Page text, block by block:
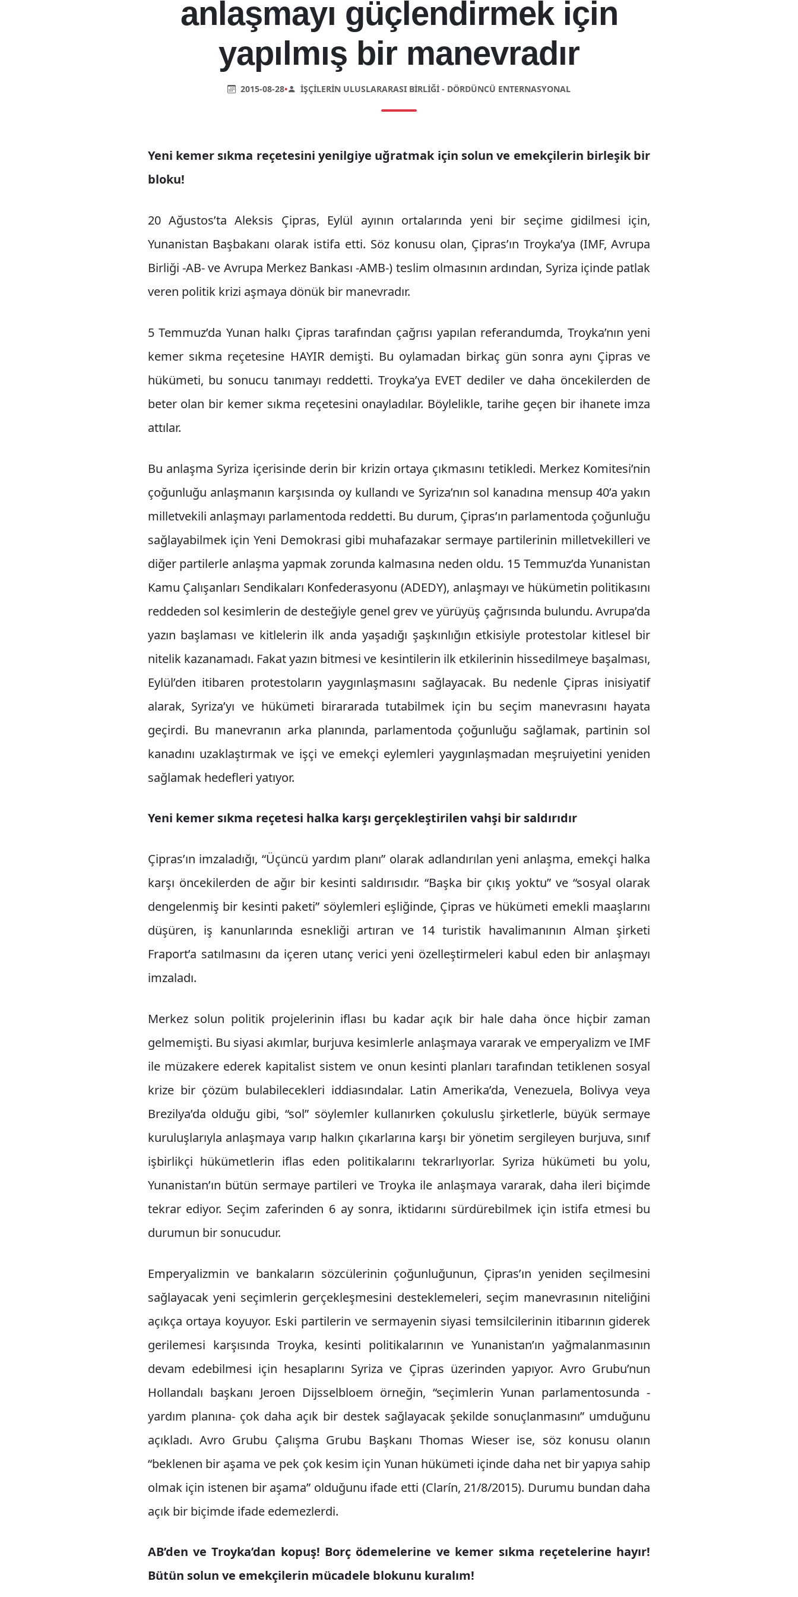
anlaşmayı güçlendirmek için
yapılmış bir manevradır
2015-08-28• İŞÇILERIN ULUSLARARASI BIRLIĞI - DÖRDÜNCÜ ENTERNASYONAL
Yeni kemer sıkma reçetesini yenilgiye uğratmak için solun ve emekçilerin birleşik bir
bloku!
20 Ağustos’ta Aleksis Çipras, Eylül ayının ortalarında yeni bir seçime gidilmesi için,
Yunanistan Başbakanı olarak istifa etti. Söz konusu olan, Çipras’ın Troyka’ya (IMF, Avrupa
Birliği -AB- ve Avrupa Merkez Bankası -AMB-) teslim olmasının ardından, Syriza içinde patlak
veren politik krizi aşmaya dönük bir manevradır.
5 Temmuz’da Yunan halkı Çipras tarafından çağrısı yapılan referandumda, Troyka’nın yeni
kemer sıkma reçetesine HAYIR demişti. Bu oylamadan birkaç gün sonra aynı Çipras ve
hükümeti, bu sonucu tanımayı reddetti. Troyka’ya EVET dediler ve daha öncekilerden de
beter olan bir kemer sıkma reçetesini onayladılar. Böylelikle, tarihe geçen bir ihanete imza
attılar.
Bu anlaşma Syriza içerisinde derin bir krizin ortaya çıkmasını tetikledi. Merkez Komitesi’nin
çoğunluğu anlaşmanın karşısında oy kullandı ve Syriza’nın sol kanadına mensup 40’a yakın
milletvekili anlaşmayı parlamentoda reddetti. Bu durum, Çipras’ın parlamentoda çoğunluğu
sağlayabilmek için Yeni Demokrasi gibi muhafazakar sermaye partilerinin milletvekilleri ve
diğer partilerle anlaşma yapmak zorunda kalmasına neden oldu. 15 Temmuz’da Yunanistan
Kamu Çalışanları Sendikaları Konfederasyonu (ADEDY), anlaşmayı ve hükümetin politikasını
reddeden sol kesimlerin de desteğiyle genel grev ve yürüyüş çağrısında bulundu. Avrupa’da
yazın başlaması ve kitlelerin ilk anda yaşadığı şaşkınlığın etkisiyle protestolar kitlesel bir
nitelik kazanamadı. Fakat yazın bitmesi ve kesintilerin ilk etkilerinin hissedilmeye başalması,
Eylül’den itibaren protestoların yaygınlaşmasını sağlayacak. Bu nedenle Çipras inisiyatif
alarak, Syriza’yı ve hükümeti birararada tutabilmek için bu seçim manevrasını hayata
geçirdi. Bu manevranın arka planında, parlamentoda çoğunluğu sağlamak, partinin sol
kanadını uzaklaştırmak ve işçi ve emekçi eylemleri yaygınlaşmadan meşruiyetini yeniden
sağlamak hedefleri yatıyor.
Yeni kemer sıkma reçetesi halka karşı gerçekleştirilen vahşi bir saldırıdır
Çipras’ın imzaladığı, “Üçüncü yardım planı” olarak adlandırılan yeni anlaşma, emekçi halka
karşı öncekilerden de ağır bir kesinti saldırısıdır. “Başka bir çıkış yoktu” ve “sosyal olarak
dengelenmiş bir kesinti paketi” söylemleri eşliğinde, Çipras ve hükümeti emekli maaşlarını
düşüren, iş kanunlarında esnekliği artıran ve 14 turistik havalimanının Alman şirketi
Fraport’a satılmasını da içeren utanç verici yeni özelleştirmeleri kabul eden bir anlaşmayı
imzaladı.
Merkez solun politik projelerinin iflası bu kadar açık bir hale daha önce hiçbir zaman
gelmemişti. Bu siyasi akımlar, burjuva kesimlerle anlaşmaya vararak ve emperyalizm ve IMF
ile müzakere ederek kapitalist sistem ve onun kesinti planları tarafından tetiklenen sosyal
krize bir çözüm bulabilecekleri iddiasındalar. Latin Amerika’da, Venezuela, Bolivya veya
Brezilya’da olduğu gibi, “sol” söylemler kullanırken çokuluslu şirketlerle, büyük sermaye
kuruluşlarıyla anlaşmaya varıp halkın çıkarlarına karşı bir yönetim sergileyen burjuva, sınıf
işbirlikçi hükümetlerin iflas eden politikalarını tekrarlıyorlar. Syriza hükümeti bu yolu,
Yunanistan’ın bütün sermaye partileri ve Troyka ile anlaşmaya vararak, daha ileri biçimde
tekrar ediyor. Seçim zaferinden 6 ay sonra, iktidarını sürdürebilmek için istifa etmesi bu
durumun bir sonucudur.
Emperyalizmin ve bankaların sözcülerinin çoğunluğunun, Çipras’ın yeniden seçilmesini
sağlayacak yeni seçimlerin gerçekleşmesini desteklemeleri, seçim manevrasının niteliğini
açıkça ortaya koyuyor. Eski partilerin ve sermayenin siyasi temsilcilerinin itibarının giderek
gerilemesi karşısında Troyka, kesinti politikalarının ve Yunanistan’ın yağmalanmasının
devam edebilmesi için hesaplarını Syriza ve Çipras üzerinden yapıyor. Avro Grubu’nun
Hollandalı başkanı Jeroen Dijsselbloem örneğin, “seçimlerin Yunan parlamentosunda -
yardım planına- çok daha açık bir destek sağlayacak şekilde sonuçlanmasını” umduğunu
açıkladı. Avro Grubu Çalışma Grubu Başkanı Thomas Wieser ise, söz konusu olanın
“beklenen bir aşama ve pek çok kesim için Yunan hükümeti içinde daha net bir yapıya sahip
olmak için istenen bir aşama” olduğunu ifade etti (Clarín, 21/8/2015). Durumu bundan daha
açık bir biçimde ifade edemezlerdi.
AB’den ve Troyka’dan kopuş! Borç ödemelerine ve kemer sıkma reçetelerine hayır!
Bütün solun ve emekçilerin mücadele blokunu kuralım!